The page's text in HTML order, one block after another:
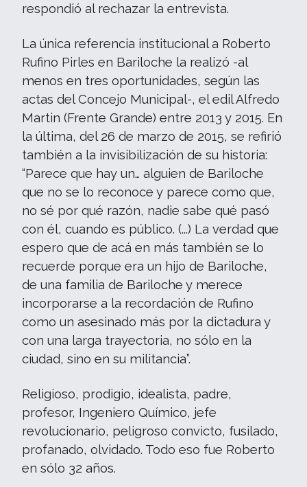
respondió al rechazar la entrevista.
La única referencia institucional a Roberto
Rufino Pirles en Bariloche la realizó -al
menos en tres oportunidades, según las
actas del Concejo Municipal-, el edil Alfredo
Martin (Frente Grande) entre 2013 y 2015. En
la última, del 26 de marzo de 2015, se refirió
también a la invisibilización de su historia:
“Parece que hay un… alguien de Bariloche
que no se lo reconoce y parece como que,
no sé por qué razón, nadie sabe qué pasó
con él, cuando es público. (...) La verdad que
espero que de acá en más también se lo
recuerde porque era un hijo de Bariloche,
de una familia de Bariloche y merece
incorporarse a la recordación de Rufino
como un asesinado más por la dictadura y
con una larga trayectoria, no sólo en la
ciudad, sino en su militancia”.
Religioso, prodigio, idealista, padre,
profesor, Ingeniero Químico, jefe
revolucionario, peligroso convicto, fusilado,
profanado, olvidado. Todo eso fue Roberto
en sólo 32 años.